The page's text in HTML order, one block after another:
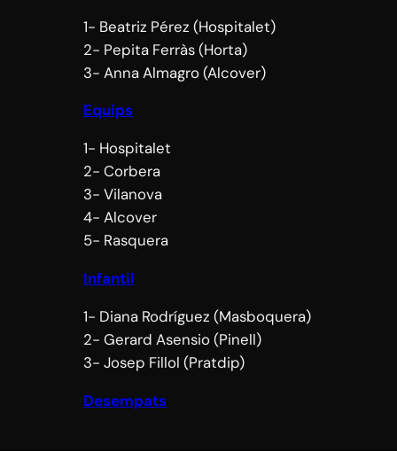
1- Beatriz Pérez (Hospitalet)
2- Pepita Ferràs (Horta)
3- Anna Almagro (Alcover)
Equips
1- Hospitalet
2- Corbera
3- Vilanova
4- Alcover
5- Rasquera
Infantil
1- Diana Rodríguez (Masboquera)
2- Gerard Asensio (Pinell)
3- Josep Fillol (Pratdip)
Desempats